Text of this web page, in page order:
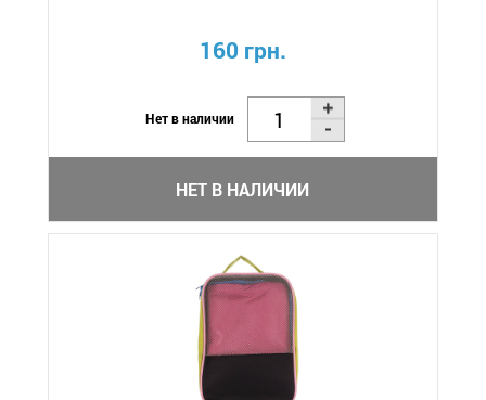
160 грн.
Нет в наличии
НЕТ В НАЛИЧИИ